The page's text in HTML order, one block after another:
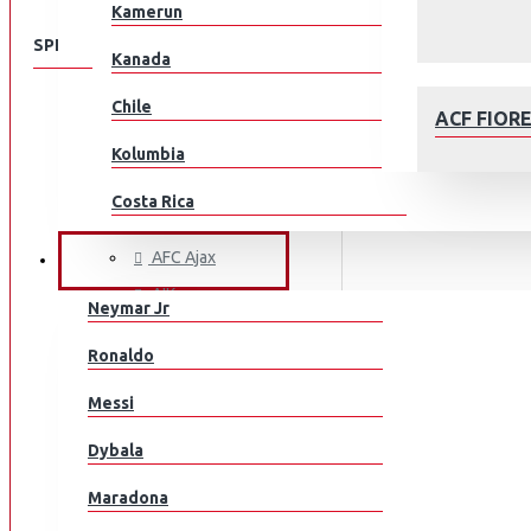
ACF
Kamerun
Kanada
Chile
Kolumbia
Costa Rica
Kroatia
Tšekki
Tanska
Egypti
EL Salvador
JALKAPALLOILIJAT
Neymar Jr
Ronaldo
Messi
Dybala
Maradona
SPEISEKARTE
KLUBEILLE
Aberdeen
ACF Fiorentina
AFC Ajax
AIK
AS Monaco
Athletic Bilbao